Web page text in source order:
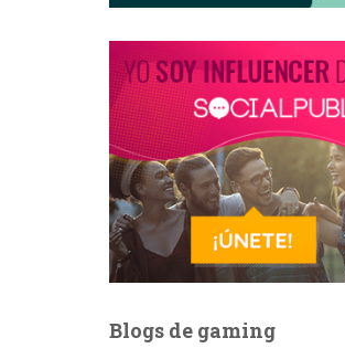
Blogs de gaming